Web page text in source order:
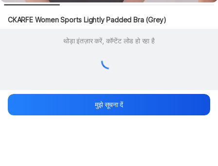
CKARFE Women Sports Lightly Padded Bra (Grey)
थोड़ा इंतज़ार करें, कॉन्टेंट लोड हो रहा है
मुझे सूचना दें